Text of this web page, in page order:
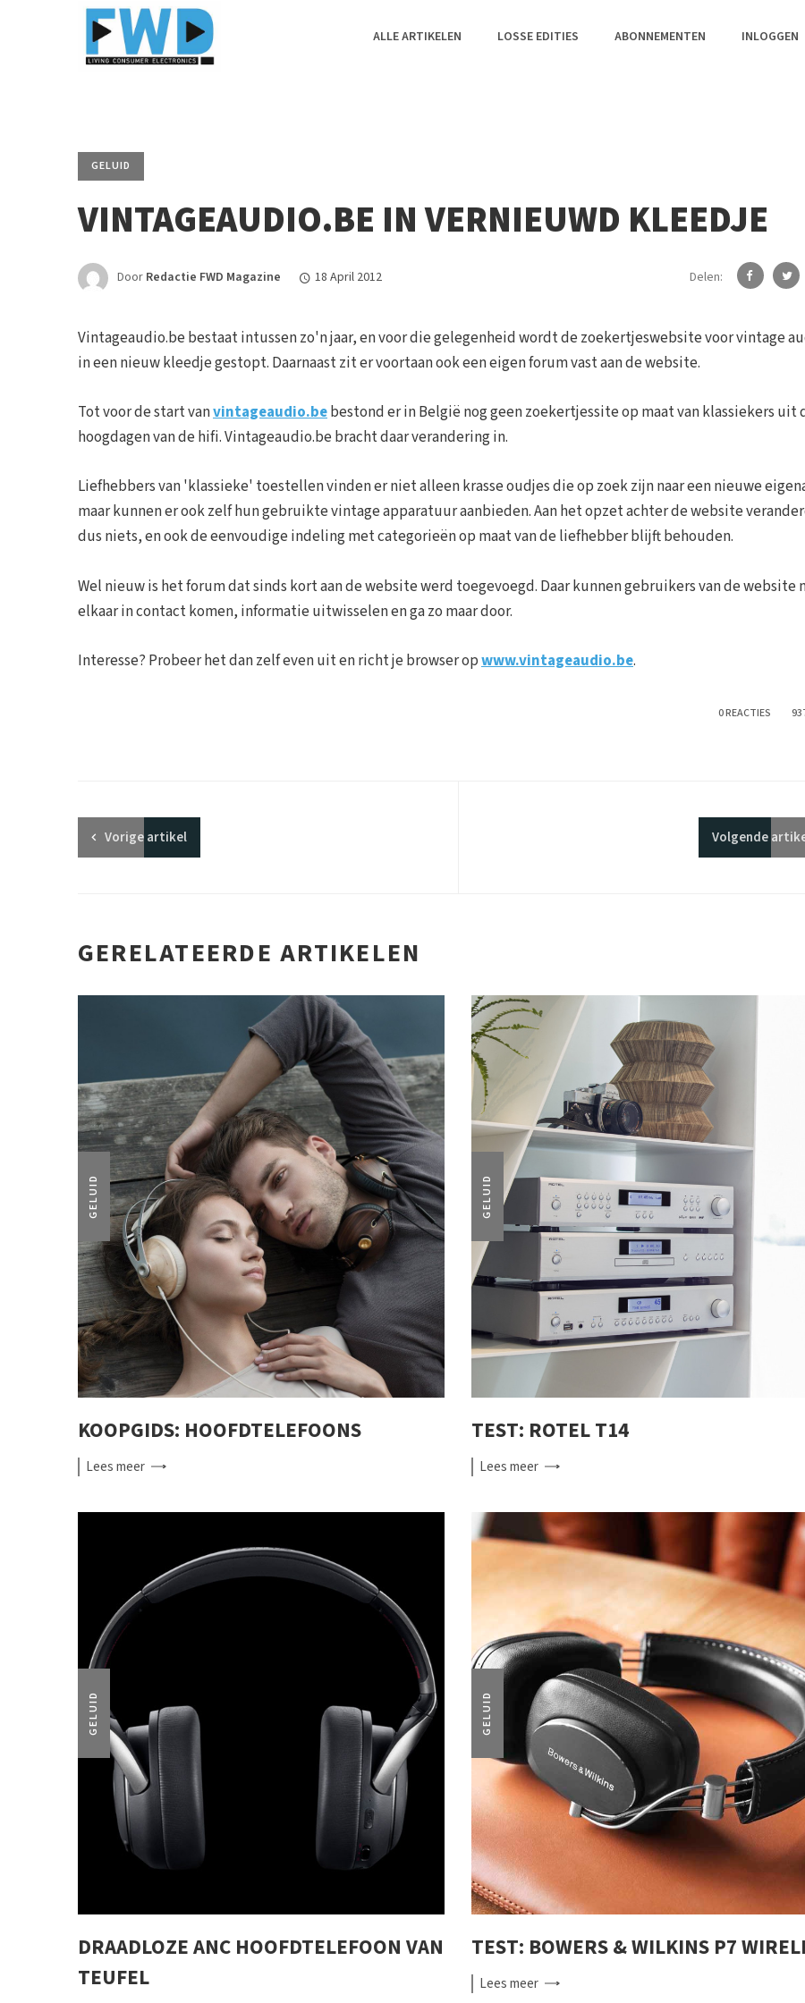
ALLE ARTIKELEN LOSSE EDITIES ABONNEMENTEN INLOGGEN
GELUID
VINTAGEAUDIO.BE IN VERNIEUWD KLEEDJE
Door Redactie FWD Magazine 18 April 2012 Delen:
Vintageaudio.be bestaat intussen zo'n jaar, en voor die gelegenheid wordt de zoekertjeswebsite voor vintage
in een nieuw kleedje gestopt. Daarnaast zit er voortaan ook een eigen forum vast aan de website.
Tot voor de start vanvintageaudio.bebestond er in België nog geen zoekertjessite op maat van klassiekers uit
hoogdagen van de hifi. Vintageaudio.be bracht daar verandering in.
Liefhebbers van 'klassieke' toestellen vinden er niet alleen krasse oudjes die op zoek zijn naar een nieuwe
maar kunnen er ook zelf hun gebruikte vintage apparatuur aanbieden. Aan het opzet achter de website
dus niets, en ook de eenvoudige indeling met categorieën op maat van de liefhebber blijft behouden.
Wel nieuw is het forum dat sinds kort aan de website werd toegevoegd. Daar kunnen gebruikers van de website
elkaar in contact komen, informatie uitwisselen en ga zo maar door.
Interesse? Probeer het dan zelf even uit en richt je browser opwww.vintageaudio.be.
0 REACTIES
Vorigeartikel Volgende
GERELATEERDE ARTIKELEN
GELUID
KOOPGIDS: HOOFDTELEFOONS
Leesmeer
GELUID
TEST: ROTEL T14
Leesmeer
GELUID
DRAADLOZE ANC HOOFDTELEFOON VAN
TEUFEL
GELUID
TEST: BOWERS & WILKINS P7
Leesmeer